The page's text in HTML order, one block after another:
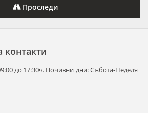
Проследи
до 17:30ч. Почивни дни: Събота-Неделя